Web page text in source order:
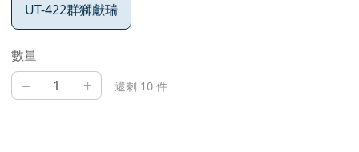
UT-422群獅獻瑞
數量
– + 還剩 10 件